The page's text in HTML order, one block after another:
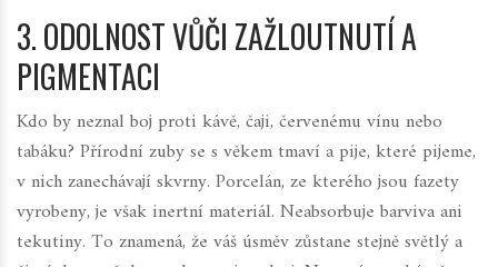
3. ODOLNOST VŮČI ZAŽLOUTNUTÍ A
PIGMENTACI
Kdo by neznal boj proti kávě, čaji, červenému vínu nebo
tabáku? Přírodní zuby se s věkem tmaví a pije, které pijeme,
v nich zanechávají skvrny. Porcelán, ze kterého jsou fazety
vyrobeny, je však inertní materiál. Neabsorbuje barviva ani
tekutiny. To znamená, že váš úsměv zůstane stejně světlý a